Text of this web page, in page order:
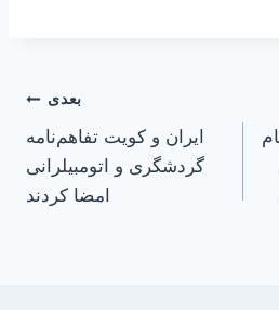
بعدی
ایران و کویت تفاهم‌نامه
گردشگری و اتومبیلرانی
امضا کردند